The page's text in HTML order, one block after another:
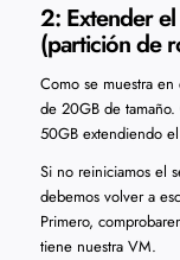
2: Extender
(partición de
Como se muestra
de 20GB de tamaño.
50GB extendiendo
Si no reiniciamos el
debemos volver a
Primero,
tiene nuestra VM.